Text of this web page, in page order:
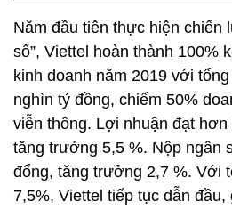
Năm đầu tiên thực hiện chiến
số”, Viettel hoàn thành 100%
kinh doanh năm 2019 với
nghìn tỷ đồng, chiếm 50%
viễn thông. Lợi nhuận đạt
tăng trưởng 5,5 %. Nộp ngân
đổng, tăng trưởng 2,7 %. Với
7,5%, Viettel tiếp tục dẫn